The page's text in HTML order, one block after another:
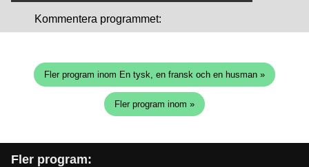
Kommentera programmet:
Fler program inom En tysk, en fransk och en husman »
Fler program inom »
Fler program: